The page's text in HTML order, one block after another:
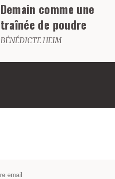
Demain comme une
traînée de poudre
BÉNÉDICTE HEIM